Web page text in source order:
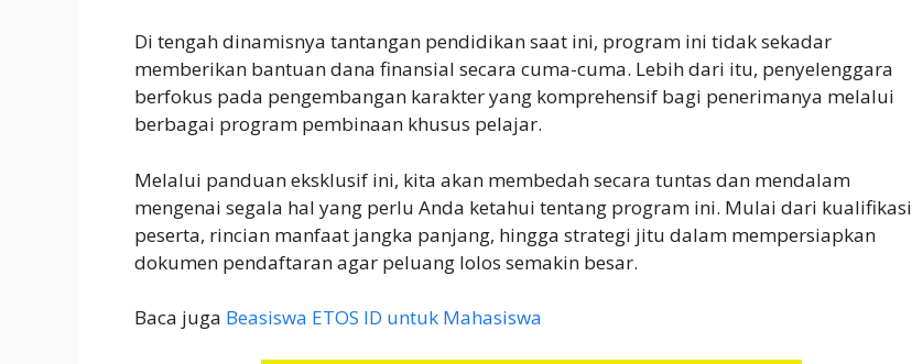
Di tengah dinamisnya tantangan pendidikan saat ini, program ini tidak sekadar
memberikan bantuan dana finansial secara cuma-cuma. Lebih dari itu, penyelenggara
berfokus pada pengembangan karakter yang komprehensif bagi penerimanya melalui
berbagai program pembinaan khusus pelajar.
Melalui panduan eksklusif ini, kita akan membedah secara tuntas dan mendalam
mengenai segala hal yang perlu Anda ketahui tentang program ini. Mulai dari kualifikasi
peserta, rincian manfaat jangka panjang, hingga strategi jitu dalam mempersiapkan
dokumen pendaftaran agar peluang lolos semakin besar.
Baca juga Beasiswa ETOS ID untuk Mahasiswa